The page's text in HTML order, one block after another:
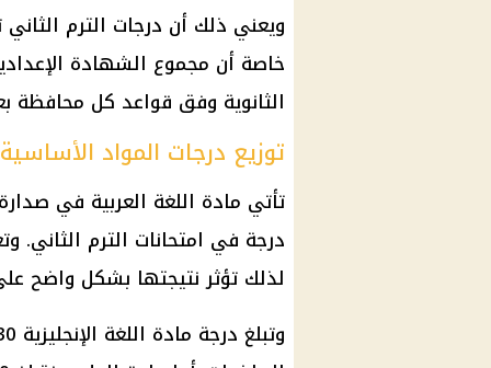
ويعني ذلك أن درجات الترم
خاصة أن مجموع الشهادة
الثانوية وفق قواعد كل محافظة
توزيع درجات المواد الأساسية
درجة في امتحانات الترم الثاني.
لذلك تؤثر نتيجتها بشكل واضح